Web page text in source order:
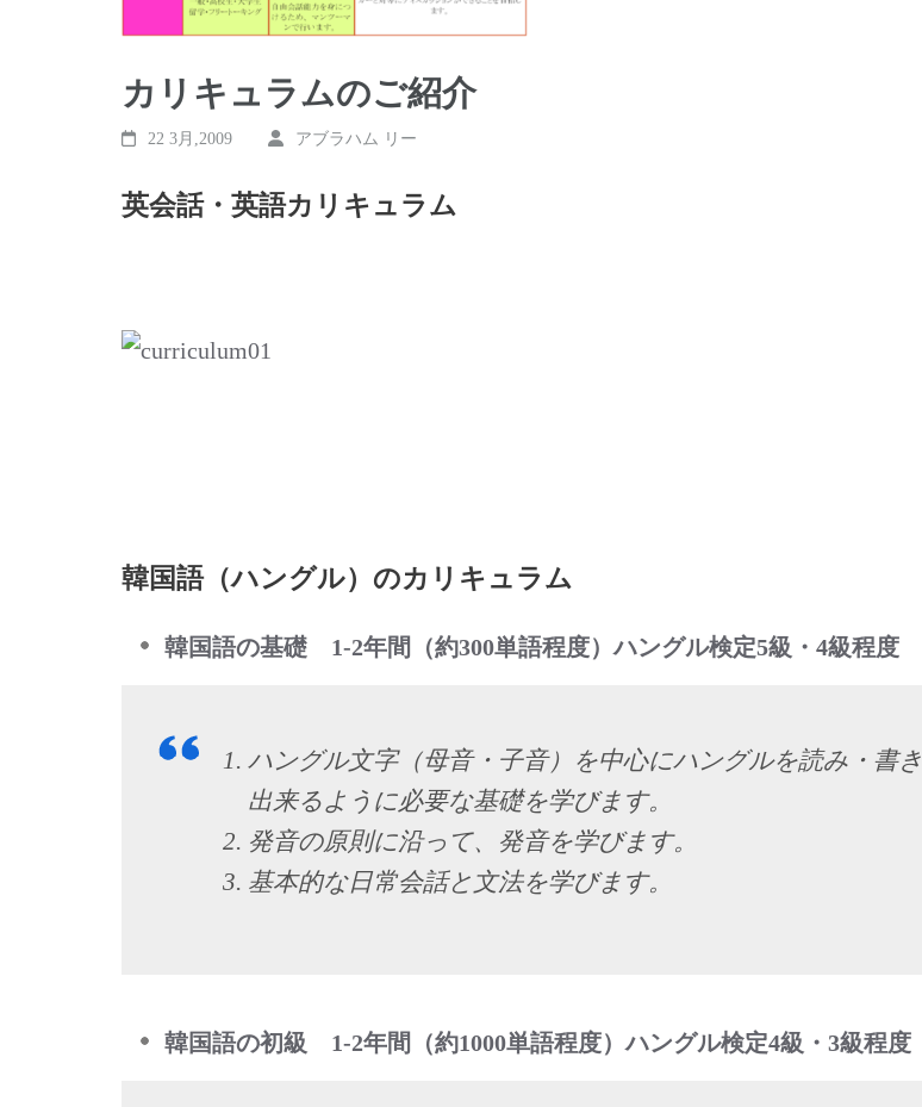
カリキュラムのご紹介
22 3月,2009 アブラハム リー
英会話・英語カリキュラム
韓国語（ハングル）のカリキュラム
韓国語の基礎 1-2年間（約300単語程度）ハングル検定5級・4級程度
ハングル文字（母音・子音）を中心にハングルを読み・書き
出来るように必要な基礎を学びます。
発音の原則に沿って、発音を学びます。
基本的な日常会話と文法を学びます。
韓国語の初級 1-2年間（約1000単語程度）ハングル検定4級・3級程度